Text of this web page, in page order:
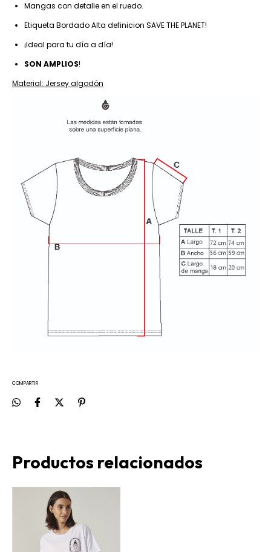
Mangas con detalle en el ruedo.
Etiqueta Bordado Alta definicion SAVE THE PLANET!
¡Ideal para tu día a día!
SON AMPLIOS!
Material: Jersey algodón
COMPARTIR
Productos relacionados